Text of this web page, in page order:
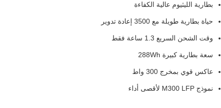
بطارية الليثيوم عالية الكفاءة
حياة بطارية طويلة مع 3500 إعادة تدوير
وقت الشحن السريع 1.3 ساعة فقط
سعة بطارية كبيرة 288Wh
عاكس قوي بمخرج 300 واط
نموذج M300 LFP لأقصى أداء